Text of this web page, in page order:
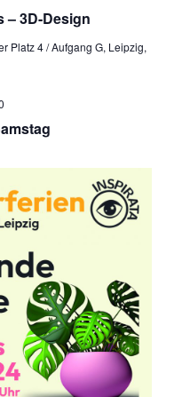
– 3D-Design
Platz 4 / Aufgang G, Leipzig,